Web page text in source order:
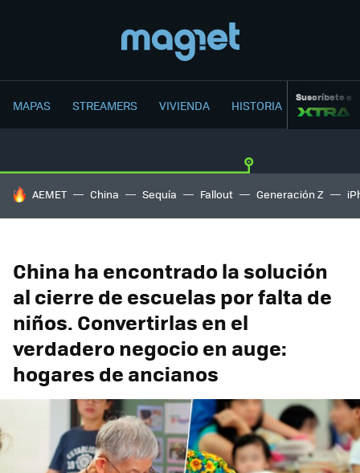
MAPAS STREAMERS VIVIENDA HISTORIA Suscríbete a
HOY SE HABLA DE
AEMET China Sequía Fallout Generación Z
China ha encontrado la solución
al cierre de escuelas por falta de
niños. Convertirlas en el
verdadero negocio en auge:
hogares de ancianos